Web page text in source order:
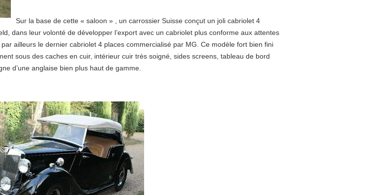
Sur la base de cette « saloon » , un carrossier Suisse conçut un joli cabriolet 4
dans leur volonté de développer l’export avec un cabriolet plus conforme aux attentes
par ailleurs le dernier cabriolet 4 places commercialisé par MG. Ce modèle fort bien fini
sous des caches en cuir, intérieur cuir très soigné, sides screens, tableau de bord
d’une anglaise bien plus haut de gamme.